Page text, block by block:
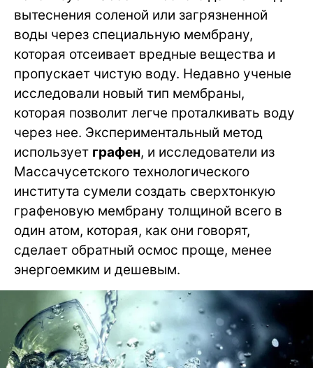
вытеснения соленой или загрязненной
воды через специальную мембрану,
которая отсеивает вредные вещества и
пропускает чистую воду. Недавно ученые
исследовали новый тип мембраны,
которая позволит легче проталкивать воду
через нее. Экспериментальный метод
использует графен, и исследователи из
Массачусетского технологического
института сумели создать сверхтонкую
графеновую мембрану толщиной всего в
один атом, которая, как они говорят,
сделает обратный осмос проще, менее
энергоемким и дешевым.